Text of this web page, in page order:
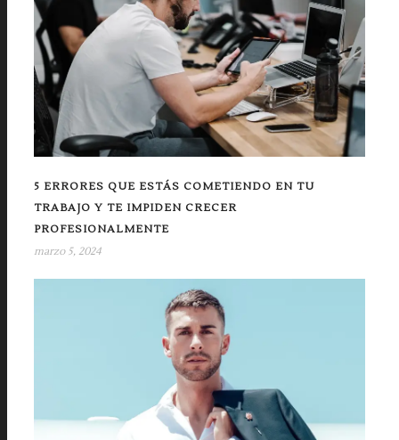
5 ERRORES QUE ESTÁS COMETIENDO EN TU
TRABAJO Y TE IMPIDEN CRECER
PROFESIONALMENTE
marzo 5, 2024